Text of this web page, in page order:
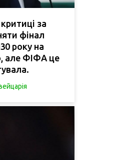
за
фінал
року на
але ФІФА це